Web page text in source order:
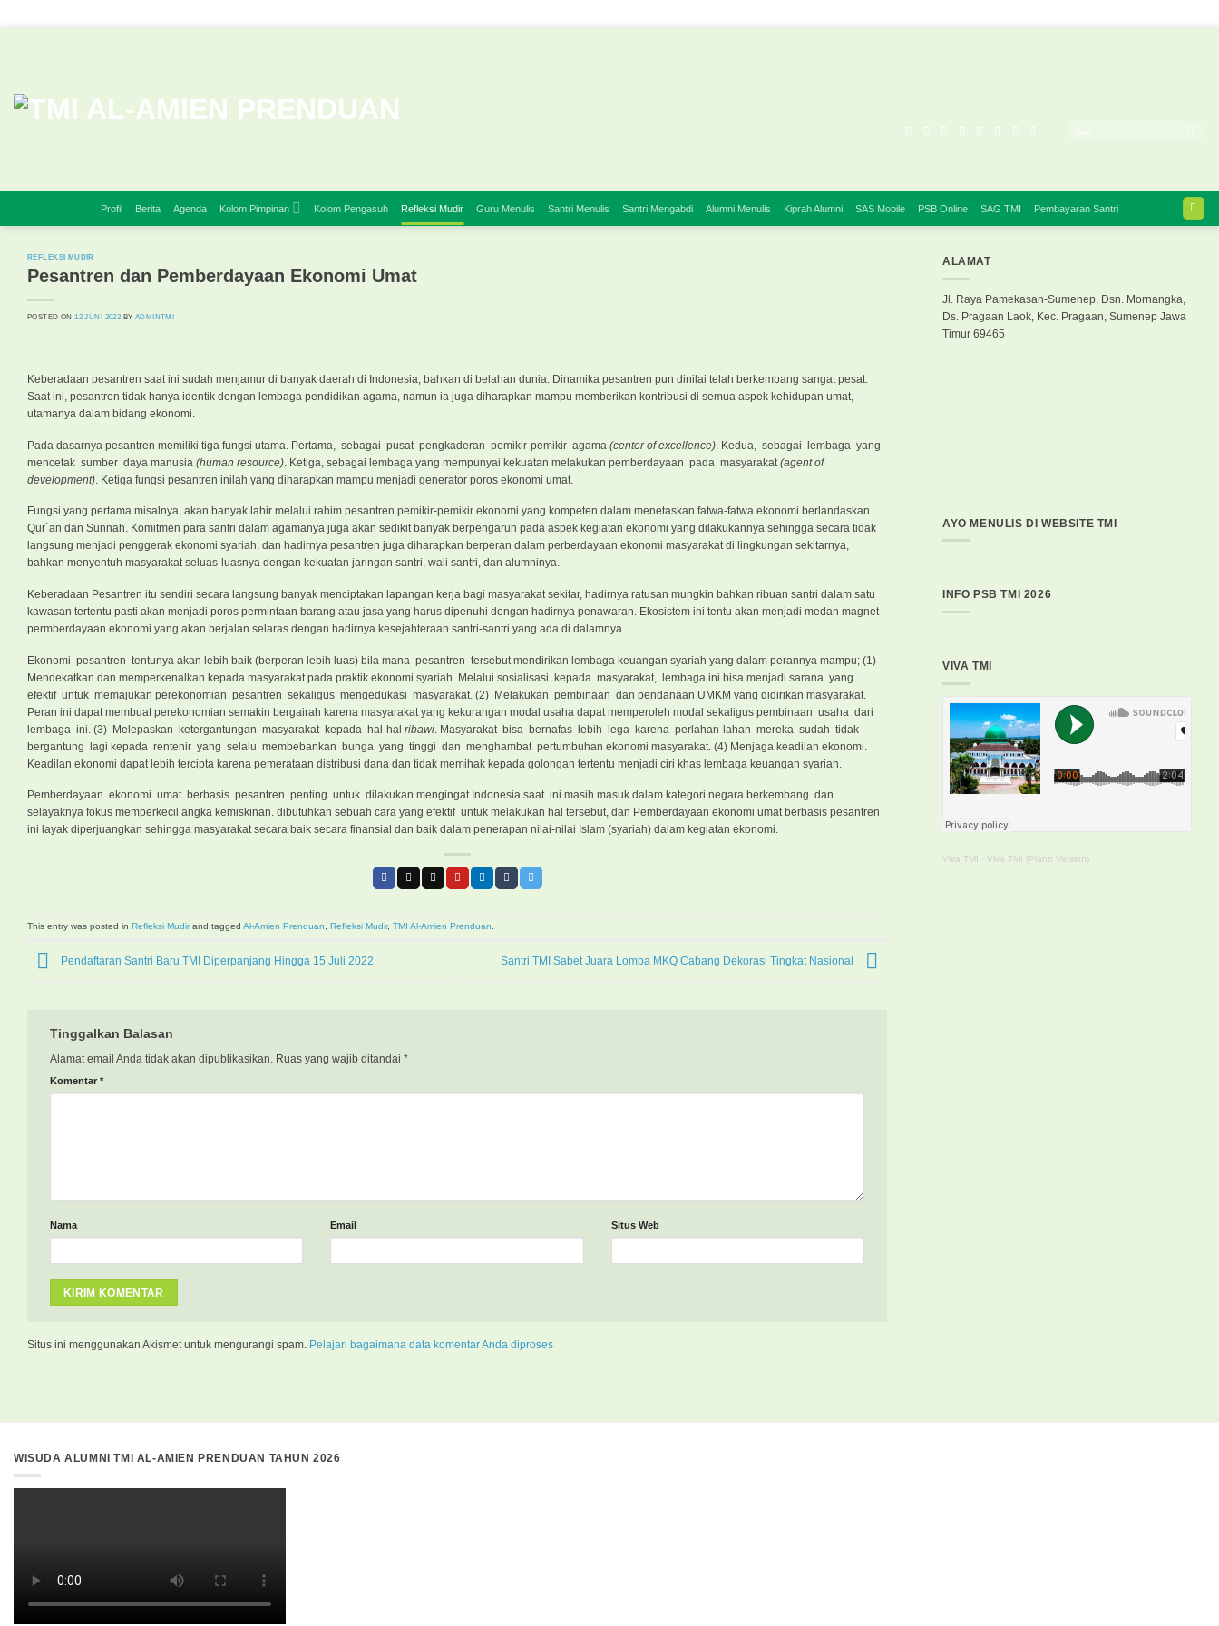
Profil Berita Agenda Kolom Pimpinan Kolom Pengasuh Refleksi Mudir Guru Menulis Santri Menulis Santri Mengabdi Alumni Menulis Kiprah Alumni SAS Mobile PSB Online SAG TMI Pembayaran Santri
REFLEKSI MUDIR
Pesantren dan Pemberdayaan Ekonomi Umat
POSTED ON12 JUNI 2022 BY ADMINTMI
Keberadaan pesantren saat ini sudah menjamur di banyak daerah di Indonesia, bahkan di belahan dunia. Dinamika pesantren pun dinilai telah berkembang sangat pesat.
Saat ini, pesantren tidak hanya identik dengan lembaga pendidikan agama, namun ia juga diharapkan mampu memberikan kontribusi di semua aspek kehidupan umat,
utamanya dalam bidang ekonomi.
Pada dasarnya pesantren memiliki tiga fungsi utama. Pertama, sebagai pusat pengkaderan pemikir-pemikir agama (center of excellence) . Kedua, sebagai lembaga yang
mencetak sumber daya manusia (human resource) . Ketiga, sebagai lembaga yang mempunyai kekuatan melakukan pemberdayaan pada masyarakat (agent of
development) . Ketiga fungsi pesantren inilah yang diharapkan mampu menjadi generator poros ekonomi umat.
Fungsi yang pertama misalnya, akan banyak lahir melalui rahim pesantren pemikir-pemikir ekonomi yang kompeten dalam menetaskan fatwa-fatwa ekonomi berlandaskan
Qur`an dan Sunnah. Komitmen para santri dalam agamanya juga akan sedikit banyak berpengaruh pada aspek kegiatan ekonomi yang dilakukannya sehingga secara tidak
langsung menjadi penggerak ekonomi syariah, dan hadirnya pesantren juga diharapkan berperan dalam perberdayaan ekonomi masyarakat di lingkungan sekitarnya,
bahkan menyentuh masyarakat seluas-luasnya dengan kekuatan jaringan santri, wali santri, dan alumninya.
Keberadaan Pesantren itu sendiri secara langsung banyak menciptakan lapangan kerja bagi masyarakat sekitar, hadirnya ratusan mungkin bahkan ribuan santri dalam satu
kawasan tertentu pasti akan menjadi poros permintaan barang atau jasa yang harus dipenuhi dengan hadirnya penawaran. Ekosistem ini tentu akan menjadi medan magnet
permberdayaan ekonomi yang akan berjalan selaras dengan hadirnya kesejahteraan santri-santri yang ada di dalamnya.
Ekonomi pesantren tentunya akan lebih baik (berperan lebih luas) bila mana pesantren tersebut mendirikan lembaga keuangan syariah yang dalam perannya mampu; (1)
Mendekatkan dan memperkenalkan kepada masyarakat pada praktik ekonomi syariah. Melalui sosialisasi kepada masyarakat, lembaga ini bisa menjadi sarana yang
efektif untuk memajukan perekonomian pesantren sekaligus mengedukasi masyarakat. (2) Melakukan pembinaan dan pendanaan UMKM yang didirikan masyarakat.
Peran ini dapat membuat perekonomian semakin bergairah karena masyarakat yang kekurangan modal usaha dapat memperoleh modal sekaligus pembinaan usaha dari
lembaga ini. (3) Melepaskan ketergantungan masyarakat kepada hal-hal ribawi . Masyarakat bisa bernafas lebih lega karena perlahan-lahan mereka sudah tidak
bergantung lagi kepada rentenir yang selalu membebankan bunga yang tinggi dan menghambat pertumbuhan ekonomi masyarakat. (4) Menjaga keadilan ekonomi.
Keadilan ekonomi dapat lebih tercipta karena pemerataan distribusi dana dan tidak memihak kepada golongan tertentu menjadi ciri khas lembaga keuangan syariah.
Pemberdayaan ekonomi umat berbasis pesantren penting untuk dilakukan mengingat Indonesia saat ini masih masuk dalam kategori negara berkembang dan
selayaknya fokus memperkecil angka kemiskinan. dibutuhkan sebuah cara yang efektif untuk melakukan hal tersebut, dan Pemberdayaan ekonomi umat berbasis pesantren
ini layak diperjuangkan sehingga masyarakat secara baik secara finansial dan baik dalam penerapan nilai-nilai Islam (syariah) dalam kegiatan ekonomi.
This entry was posted in Refleksi Mudirand tagged Al-Amien Prenduan, Refleksi Mudir, TMI Al-Amien Prenduan.
Pendaftaran Santri Baru TMI Diperpanjang Hingga 15 Juli 2022 Santri TMI Sabet Juara Lomba MKQ Cabang Dekorasi Tingkat Nasional
Tinggalkan Balasan
Alamat email Anda tidak akan dipublikasikan. Ruas yang wajib ditandai *
Komentar *
Nama Email Situs Web
Situs ini menggunakan Akismet untuk mengurangi spam. Pelajari bagaimana data komentar Anda diproses
ALAMAT
Jl. Raya Pamekasan-Sumenep, Dsn. Mornangka,
Ds. Pragaan Laok, Kec. Pragaan, Sumenep Jawa
Timur 69465
AYO MENULIS DI WEBSITE TMI
INFO PSB TMI 2026
VIVA TMI
Viva TMI · Viva TMI (Piano Version)
WISUDA ALUMNI TMI AL-AMIEN PRENDUAN TAHUN 2026